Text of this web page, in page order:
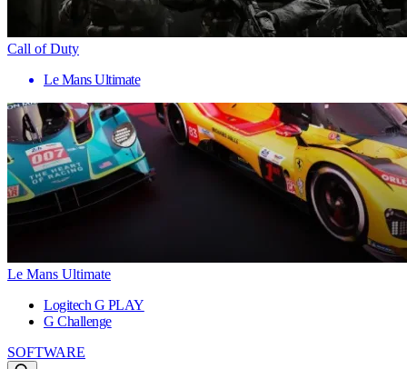
Call of Duty
Le Mans Ultimate
Le Mans Ultimate
Logitech G PLAY
G Challenge
SOFTWARE